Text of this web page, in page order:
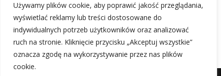
Używamy plików cookie, aby poprawić jakość przeglądania,
wyświetlać reklamy lub treści dostosowane do
indywidualnych potrzeb użytkowników oraz analizować
ruch na stronie. Kliknięcie przycisku „Akceptuj wszystkie”
oznacza zgodę na wykorzystywanie przez nas plików
cookie.
Składy: Man City – Fluminense: Kto zagra w wielkim meczu?
10 lutego, 2026